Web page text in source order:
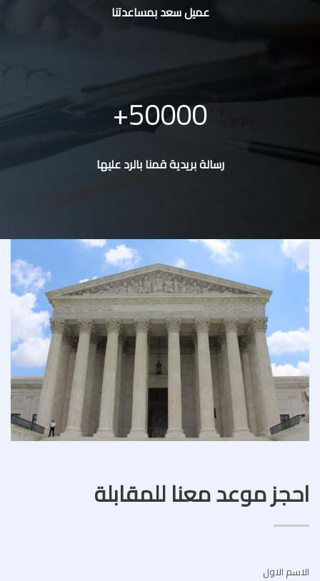
عميل سعد بمساعدتنا
50000
رسالة بريدية قمنا بالرد عليها
احجز موعد معنا للمقابلة
الاسم الاول